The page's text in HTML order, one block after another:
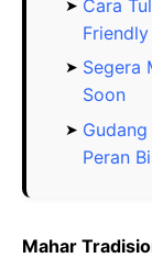
Cara
Friendly
Segera
Soon
Peran
Mahar